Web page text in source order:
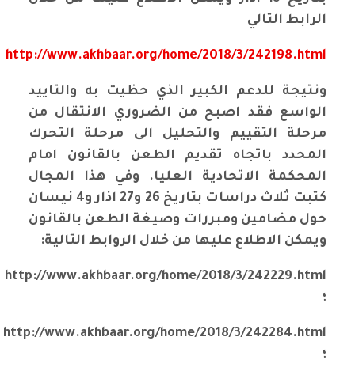
الرابط التالي
http://www.akhbaar.org/home/2018/3/242198.html
ونتيجة للدعم الكبير الذي حظيت به والتاييد
الواسع فقد اصبح من الضروري الانتقال من
مرحلة التقييم والتحليل الى مرحلة التحرك
المحدد باتجاه تقديم الطعن بالقانون امام
المحكمة الاتحادية العليا. وفي هذا المجال
كتبت ثلاث دراسات بتاريخ 26 و27 اذار و4 نيسان
حول مضامين ومبررات وصيغة الطعن بالقانون
ويمكن الاطلاع عليها من خلال الروابط التالية:
http://www.akhbaar.org/home/2018/3/242229.html
؛
http://www.akhbaar.org/home/2018/3/242284.html
؛